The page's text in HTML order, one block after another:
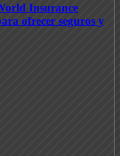
Insurance
ofrecer seguros y